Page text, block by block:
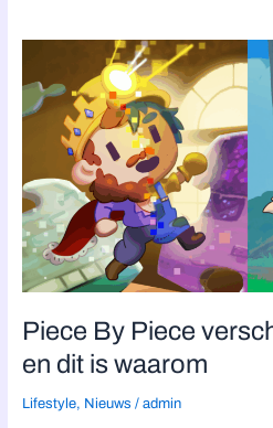
Piece By Piece
en dit is waarom
Lifestyle, Nieuws /admin
Piece
verschijnt
en
dit
is
waarom